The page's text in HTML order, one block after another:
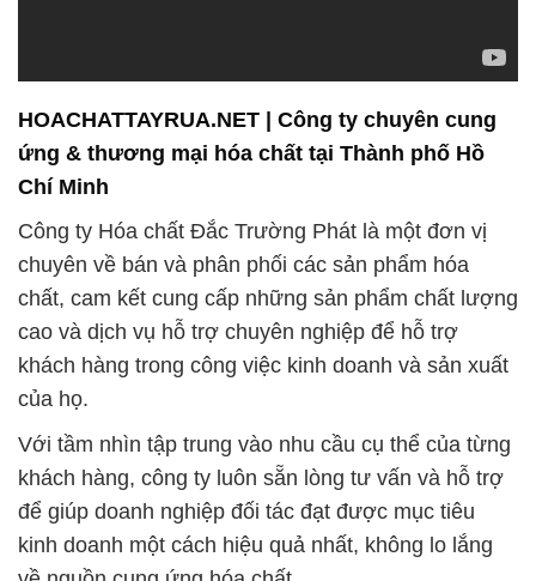
HOACHATTAYRUA.NET | Công ty chuyên cung
ứng & thương mại hóa chất tại Thành phố Hồ
Chí Minh
Công ty Hóa chất Đắc Trường Phát là một đơn vị
chuyên về bán và phân phối các sản phẩm hóa
chất, cam kết cung cấp những sản phẩm chất lượng
cao và dịch vụ hỗ trợ chuyên nghiệp để hỗ trợ
khách hàng trong công việc kinh doanh và sản xuất
của họ.
Với tầm nhìn tập trung vào nhu cầu cụ thể của từng
khách hàng, công ty luôn sẵn lòng tư vấn và hỗ trợ
để giúp doanh nghiệp đối tác đạt được mục tiêu
kinh doanh một cách hiệu quả nhất, không lo lắng